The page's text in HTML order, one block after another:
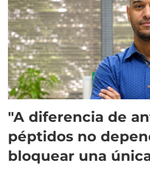
"A diferencia de
péptidos no
bloquear una